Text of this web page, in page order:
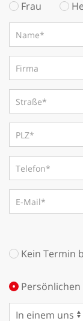
Frau
Kein Termin